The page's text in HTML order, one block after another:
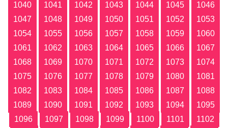
1040
1041 1042 1043 1044 1045
1046
1047
1048 1049 1050 1051 1052
1053
1054
1055 1056 1057 1058 1059
1060
1061
1062 1063 1064 1065 1066
1067
1068
1069 1070 1071 1072 1073
1074
1075
1076 1077 1078 1079 1080
1081
1082
1083 1084 1085 1086 1087
1088
1089
1090 1091 1092 1093 1094
1095
1096
1097 1098 1099 1100 1101
1102